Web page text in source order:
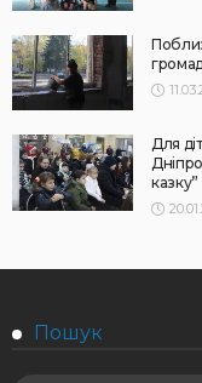
Для
казку”
Пошук